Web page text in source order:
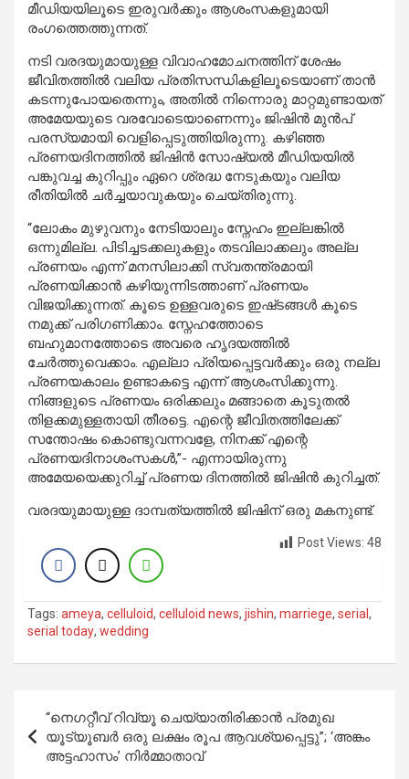
മീഡിയയിലൂടെ ഇരുവർക്കും ആശംസകളുമായി
രംഗത്തെത്തുന്നത്.
നടി വരദയുമായുള്ള വിവാഹമോചനത്തിന് ശേഷം
ജീവിതത്തിൽ വലിയ പ്രതിസന്ധികളിലൂടെയാണ് താൻ
കടന്നുപോയതെന്നും, അതിൽ നിന്നൊരു മാറ്റമുണ്ടായത്
അമേയയുടെ വരവോടെയാണെന്നും ജിഷിൻ മുൻപ്
പരസ്യമായി വെളിപ്പെടുത്തിയിരുന്നു. കഴിഞ്ഞ
പ്രണയദിനത്തിൽ ജിഷിൻ സോഷ്യൽ മീഡിയയിൽ
പങ്കുവച്ച കുറിപ്പും ഏറെ ശ്രദ്ധ നേടുകയും വലിയ
രീതിയിൽ ചർച്ചയാവുകയും ചെയ്തിരുന്നു.
“ലോകം മുഴുവനും നേടിയാലും സ്നേഹം ഇല്ലങ്കിൽ
ഒന്നുമില്ല. പിടിച്ചടക്കലുകളും തടവിലാക്കലും അല്ല
പ്രണയം എന്ന് മനസിലാക്കി സ്വതന്ത്രമായി
പ്രണയിക്കാൻ കഴിയുന്നിടത്താണ് പ്രണയം
വിജയിക്കുന്നത്. കൂടെ ഉള്ളവരുടെ ഇഷ്‌ടങ്ങൾ കൂടെ
നമുക്ക് പരിഗണിക്കാം. സ്നേഹത്തോടെ
ബഹുമാനത്തോടെ അവരെ ഹൃദയത്തിൽ
ചേർത്തുവെക്കാം. എല്ലാ പ്രിയപ്പെട്ടവർക്കും ഒരു നല്ല
പ്രണയകാലം ഉണ്ടാകട്ടെ എന്ന് ആശംസിക്കുന്നു.
നിങ്ങളുടെ പ്രണയം ഒരിക്കലും മങ്ങാതെ കൂടുതൽ
തിളക്കമുള്ളതായി തീരട്ടെ. എന്റെ ജീവിതത്തിലേക്ക്
സന്തോഷം കൊണ്ടുവന്നവളേ, നിനക്ക് എന്റെ
പ്രണയദിനാശംസകൾ,”- എന്നായിരുന്നു
അമേയയെക്കുറിച്ച് പ്രണയ ദിനത്തിൽ ജിഷിൻ കുറിച്ചത്.
വരദയുമായുള്ള ദാമ്പത്യത്തിൽ ജിഷിന് ഒരു മകനുണ്ട്.
Post Views: 48
Tags: ameya, celluloid, celluloid news, jishin, marriege, serial,
serial today, wedding
navigation
“നെഗറ്റീവ് റിവ്യൂ ചെയ്യാതിരിക്കാൻ പ്രമുഖ
യൂട്യൂബർ ഒരു ലക്ഷം രൂപ ആവശ്യപ്പെട്ടു”; ‘അങ്കം
അട്ടഹാസം’ നിർമ്മാതാവ്